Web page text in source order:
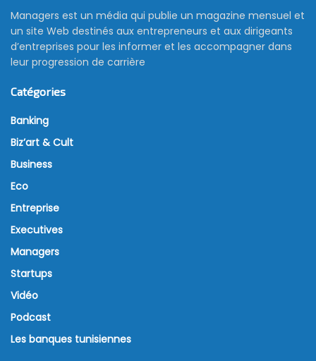
Managers est un média qui publie un magazine mensuel et
un site Web destinés aux entrepreneurs et aux dirigeants
d’entreprises pour les informer et les accompagner dans
leur progression de carrière
Catégories
Banking
Biz’art & Cult
Business
Eco
Entreprise
Executives
Managers
Startups
Vidéo
Podcast
Les banques tunisiennes